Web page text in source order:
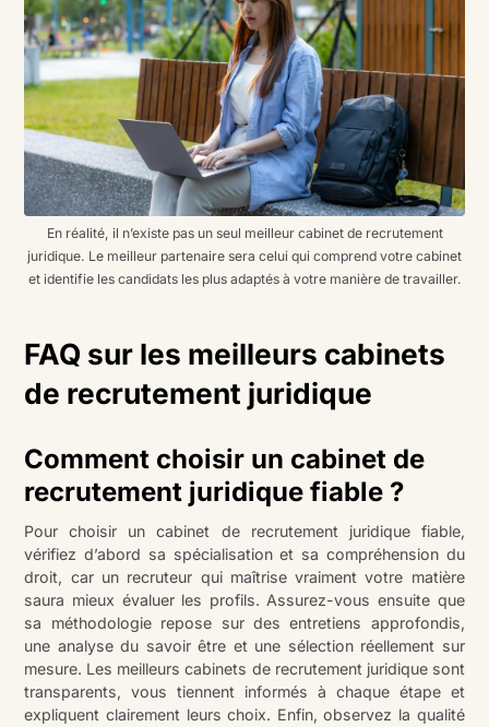
En réalité, il n’existe pas un seul meilleur cabinet de recrutement
juridique. Le meilleur partenaire sera celui qui comprend votre cabinet
et identifie les candidats les plus adaptés à votre manière de travailler.
FAQ sur les meilleurs cabinets
de recrutement juridique
Comment choisir un cabinet de
recrutement juridique fiable ?
Pour choisir un cabinet de recrutement juridique fiable,
vérifiez d’abord sa spécialisation et sa compréhension du
droit, car un recruteur qui maîtrise vraiment votre matière
saura mieux évaluer les profils. Assurez-vous ensuite que
sa méthodologie repose sur des entretiens approfondis,
une analyse du savoir être et une sélection réellement sur
mesure. Les meilleurs cabinets de recrutement juridique sont
transparents, vous tiennent informés à chaque étape et
expliquent clairement leurs choix. Enfin, observez la qualité